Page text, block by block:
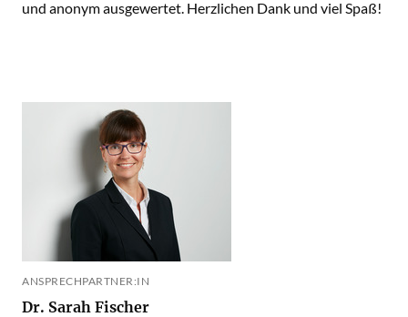
und anonym ausgewertet. Herzlichen Dank und viel Spaß!
ANSPRECHPARTNER:IN
Dr. Sarah Fischer